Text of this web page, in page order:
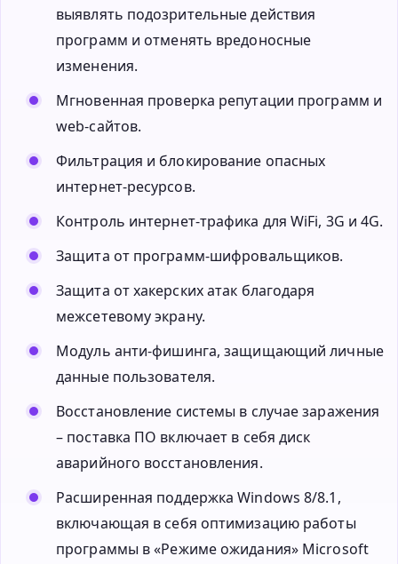
выявлять подозрительные действия
программ и отменять вредоносные
изменения.
Мгновенная проверка репутации программ и
web-сайтов.
Фильтрация и блокирование опасных
интернет-ресурсов.
Контроль интернет-трафика для WiFi, 3G и 4G.
Защита от программ-шифровальщиков.
Защита от хакерских атак благодаря
межсетевому экрану.
Модуль анти-фишинга, защищающий личные
данные пользователя.
Восстановление системы в случае заражения
– поставка ПО включает в себя диск
аварийного восстановления.
Расширенная поддержка Windows 8/8.1,
включающая в себя оптимизацию работы
программы в «Режиме ожидания» Microsoft